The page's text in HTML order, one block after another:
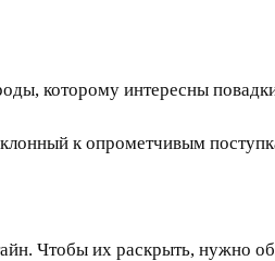
которому интересны
к опрометчивым
Чтобы их раскрыть, нужно